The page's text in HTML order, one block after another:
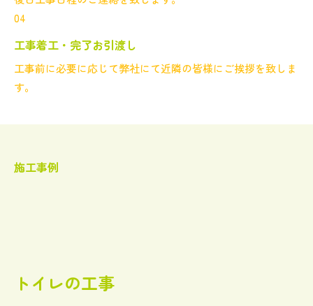
04
工事着工・完了お引渡し
工事前に必要に応じて弊社にて近隣の皆様にご挨拶を致しま
す。
施工事例
トイレの工事